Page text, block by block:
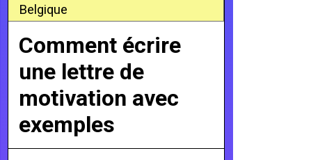
Belgique
Comment écrire
une lettre de
motivation avec
exemples